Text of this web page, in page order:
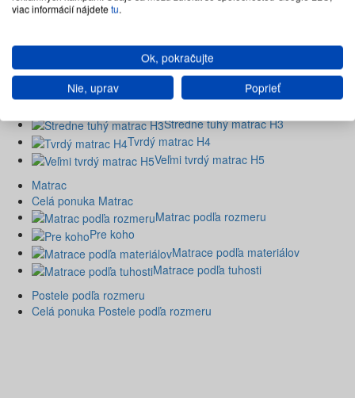
Matrace taštičkové
Matrace podľa tuhosti
Celá ponuka Matrace podľa tuhosti
Stredne tuhý matrac H3
Tvrdý matrac H4
Veľmi tvrdý matrac H5
Matrac
Celá ponuka Matrac
Matrac podľa rozmeru
Pre koho
Matrace podľa materiálov
Matrace podľa tuhosti
Postele podľa rozmeru
Celá ponuka Postele podľa rozmeru
viac informácií nájdetetu.
Ok, pokračujte
Nie, uprav
Poprieť